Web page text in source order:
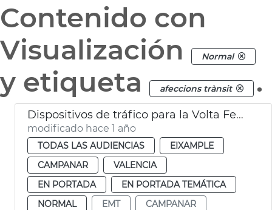
Contenido con
Visualización
Normal
y etiqueta afeccions trànsit .
Dispositivos de tráfico para la Volta Femenina de la CV y el carnaval de Russafa
modificado hace 1 año
TODAS LAS AUDIENCIAS
EIXAMPLE
CAMPANAR
VALENCIA
EN PORTADA
EN PORTADA TEMÁTICA
NORMAL
EMT
CAMPANAR